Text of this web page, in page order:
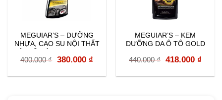
MEGUIAR’S – DƯỠNG
NHỰA, CAO SU NỘI THẤT
400.000₫ Original
380.000 ₫Current
MEGUIAR’S – KEM
DƯỠNG DA Ô TÔ GOLD
G7214
440.000₫ Original
418.000 ₫